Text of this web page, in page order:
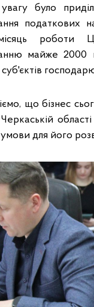
було
податкових
роботи
майже 2000
що бізнес
умови для його